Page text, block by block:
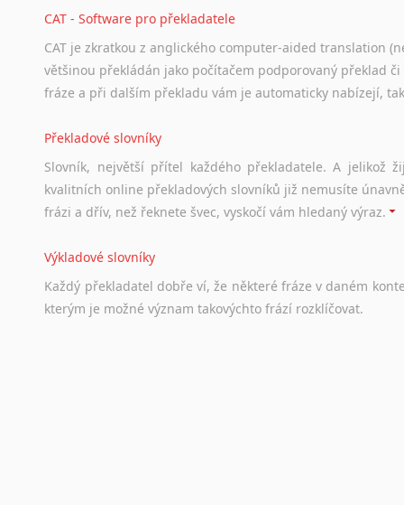
CAT - Software pro překladatele
CAT je zkratkou z anglického computer-aided translation
většinou překládán jako počítačem podporovaný překlad
fráze a při dalším překladu vám je automaticky nabízejí,
Překladové slovníky
Slovník, největší přítel každého překladatele. A jelikož
kvalitních online překladových slovníků již nemusíte
frázi a dřív, než řeknete švec, vyskočí vám hledaný výraz.
Výkladové slovníky
Každý překladatel dobře ví, že některé fráze v daném
kterým je možné význam takovýchto frází rozklíčovat.